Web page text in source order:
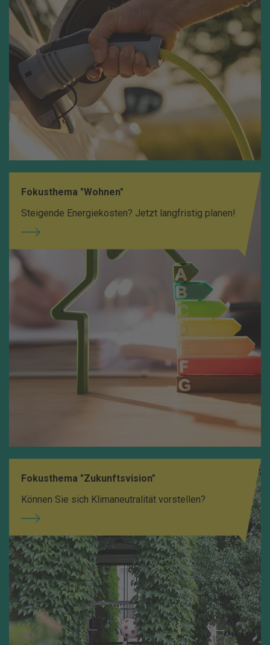
Fokusthema "Wohnen"
Steigende Energiekosten? Jetzt langfristig planen!
Fokusthema "Zukunftsvision"
Können Sie sich Klimaneutralität vorstellen?